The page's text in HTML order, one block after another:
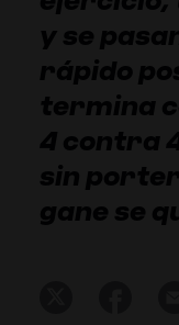
y se
rápido
termina
4 contra
sin
gane se